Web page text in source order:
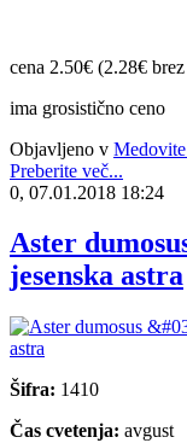
cena 2.50€ (2.28€
ima grosistično ceno
Objavljeno v
Preberite več...
0, 07.01.2018 18:24
Aster
jesenska astra
Šifra: 1410
Čas cvetenja: avgust